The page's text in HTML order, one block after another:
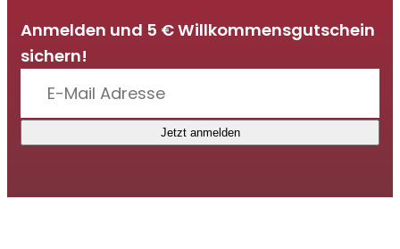
Anmelden und 5 € Willkommensgutschein
sichern!
Jetzt anmelden